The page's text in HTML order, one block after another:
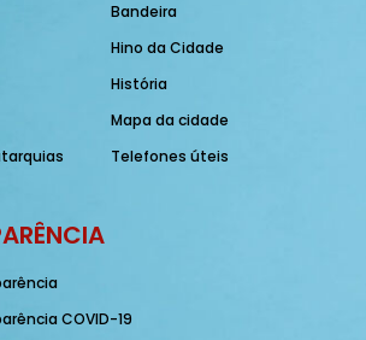
Bandeira
Hino da Cidade
História
Mapa da cidade
Telefones úteis
COVID-19